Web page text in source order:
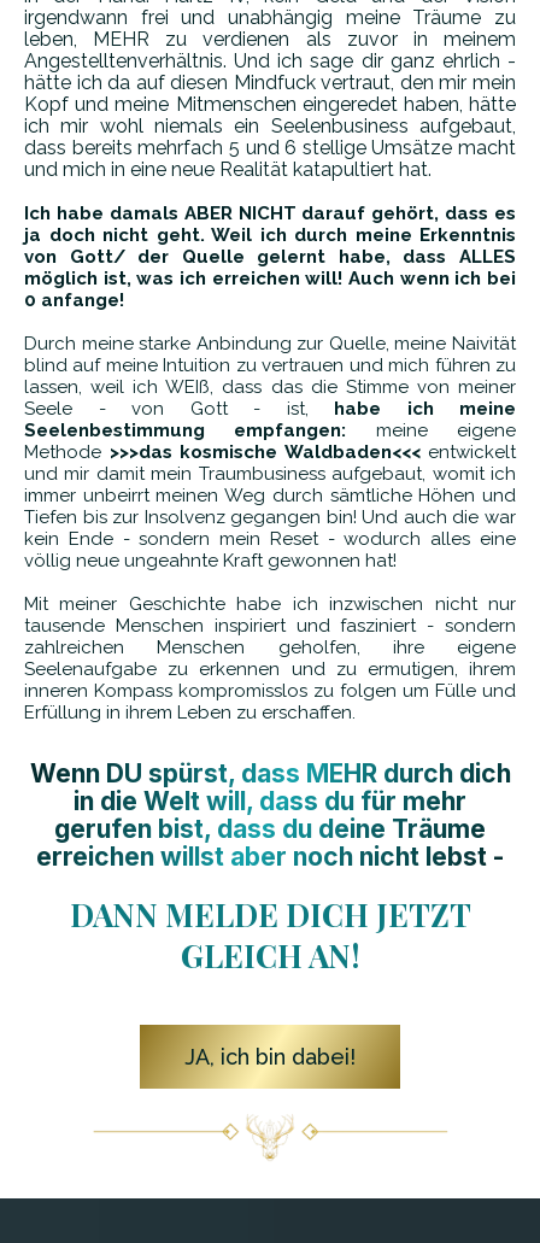
irgendwann frei und unabhängig meine Träume zu
leben, MEHR zu verdienen als zuvor in meinem
Angestelltenverhältnis. Und ich sage dir ganz ehrlich -
hätte ich da auf diesen Mindfuck vertraut, den mir mein
Kopf und meine Mitmenschen eingeredet haben, hätte
ich mir wohl niemals ein Seelenbusiness aufgebaut,
dass bereits mehrfach 5 und 6 stellige Umsätze macht
und mich in eine neue Realität katapultiert hat.
Ich habe damals ABER NICHT darauf gehört, dass es
ja doch nicht geht. Weil ich durch meine Erkenntnis
von Gott/ der Quelle gelernt habe, dass ALLES
möglich ist, was ich erreichen will! Auch wenn ich bei
0 anfange!
Durch meine starke Anbindung zur Quelle, meine Naivität
blind auf meine Intuition zu vertrauen und mich führen zu
lassen, weil ich WEIß, dass das die Stimme von meiner
Seele - von Gott - ist, habe ich meine
Seelenbestimmung empfangen: meine eigene
Methode >>>das kosmische Waldbaden<<<entwickelt
und mir damit mein Traumbusiness aufgebaut, womit ich
immer unbeirrt meinen Weg durch sämtliche Höhen und
Tiefen bis zur Insolvenz gegangen bin! Und auch die war
kein Ende - sondern mein Reset - wodurch alles eine
völlig neue ungeahnte Kraft gewonnen hat!
Mit meiner Geschichte habe ich inzwischen nicht nur
tausende Menschen inspiriert und fasziniert - sondern
zahlreichen Menschen geholfen, ihre eigene
Seelenaufgabe zu erkennen und zu ermutigen, ihrem
inneren Kompass kompromisslos zu folgen um Fülle und
Erfüllung in ihrem Leben zu erschaffen.
Wenn DU spürst, dass MEHR durch dich
in die Welt will, dass du für mehr
gerufen bist, dass du deine Träume
erreichen willst aber noch nicht lebst -
DANN MELDE DICH JETZT
GLEICH AN!
JA, ich bin dabei!